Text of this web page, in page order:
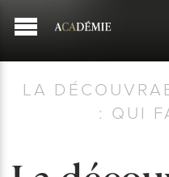
LA
: QUI